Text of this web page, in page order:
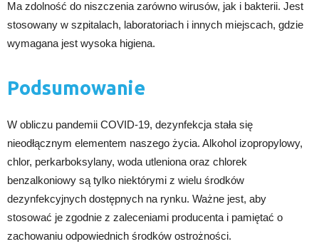
Ma zdolność do niszczenia zarówno wirusów, jak i bakterii. Jest
stosowany w szpitalach, laboratoriach i innych miejscach, gdzie
wymagana jest wysoka higiena.
Podsumowanie
W obliczu pandemii COVID-19, dezynfekcja stała się
nieodłącznym elementem naszego życia. Alkohol izopropylowy,
chlor, perkarboksylany, woda utleniona oraz chlorek
benzalkoniowy są tylko niektórymi z wielu środków
dezynfekcyjnych dostępnych na rynku. Ważne jest, aby
stosować je zgodnie z zaleceniami producenta i pamiętać o
zachowaniu odpowiednich środków ostrożności.